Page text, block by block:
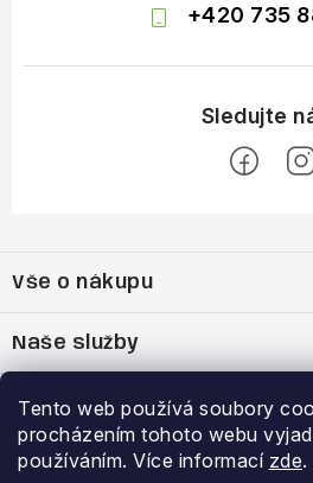
Tento web používá soubory
procházením tohoto webu
používáním. Více informací zde.
+420 735
p
a
t
Vše o nákupu
Reklamační řád
Naše služby
Bootfitting - tvarování
Výhody a slevy
Garance nejnižší ceny
Přihlášení